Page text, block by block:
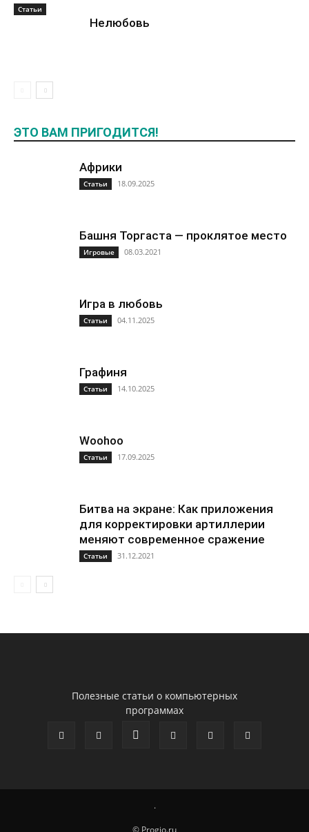
Статьи
Нелюбовь
ЭТО ВАМ ПРИГОДИТСЯ!
Африки
Статьи 18.09.2025
Башня Торгаста — проклятое место
Игровые 08.03.2021
Игра в любовь
Статьи 04.11.2025
Графиня
Статьи 14.10.2025
Woohoo
Статьи 17.09.2025
Битва на экране: Как приложения
для корректировки артиллерии
меняют современное сражение
Статьи 31.12.2021
Полезные статьи о компьютерных
программах
.